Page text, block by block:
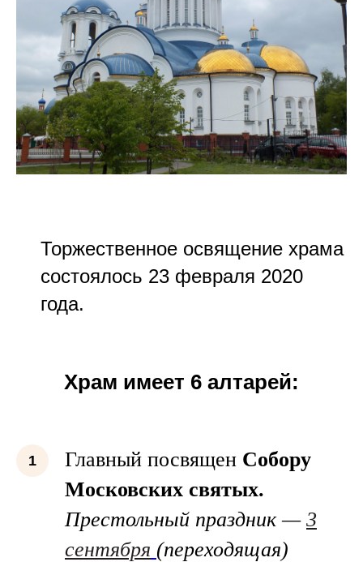
Торжественное освящение храма
состоялось 23 февраля 2020
года.
Храм имеет 6 алтарей:
Главный посвящен Собору
Московских святых.
Престольный праздник — 3
сентября (переходящая)